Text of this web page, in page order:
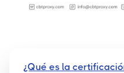
¿Qué es la